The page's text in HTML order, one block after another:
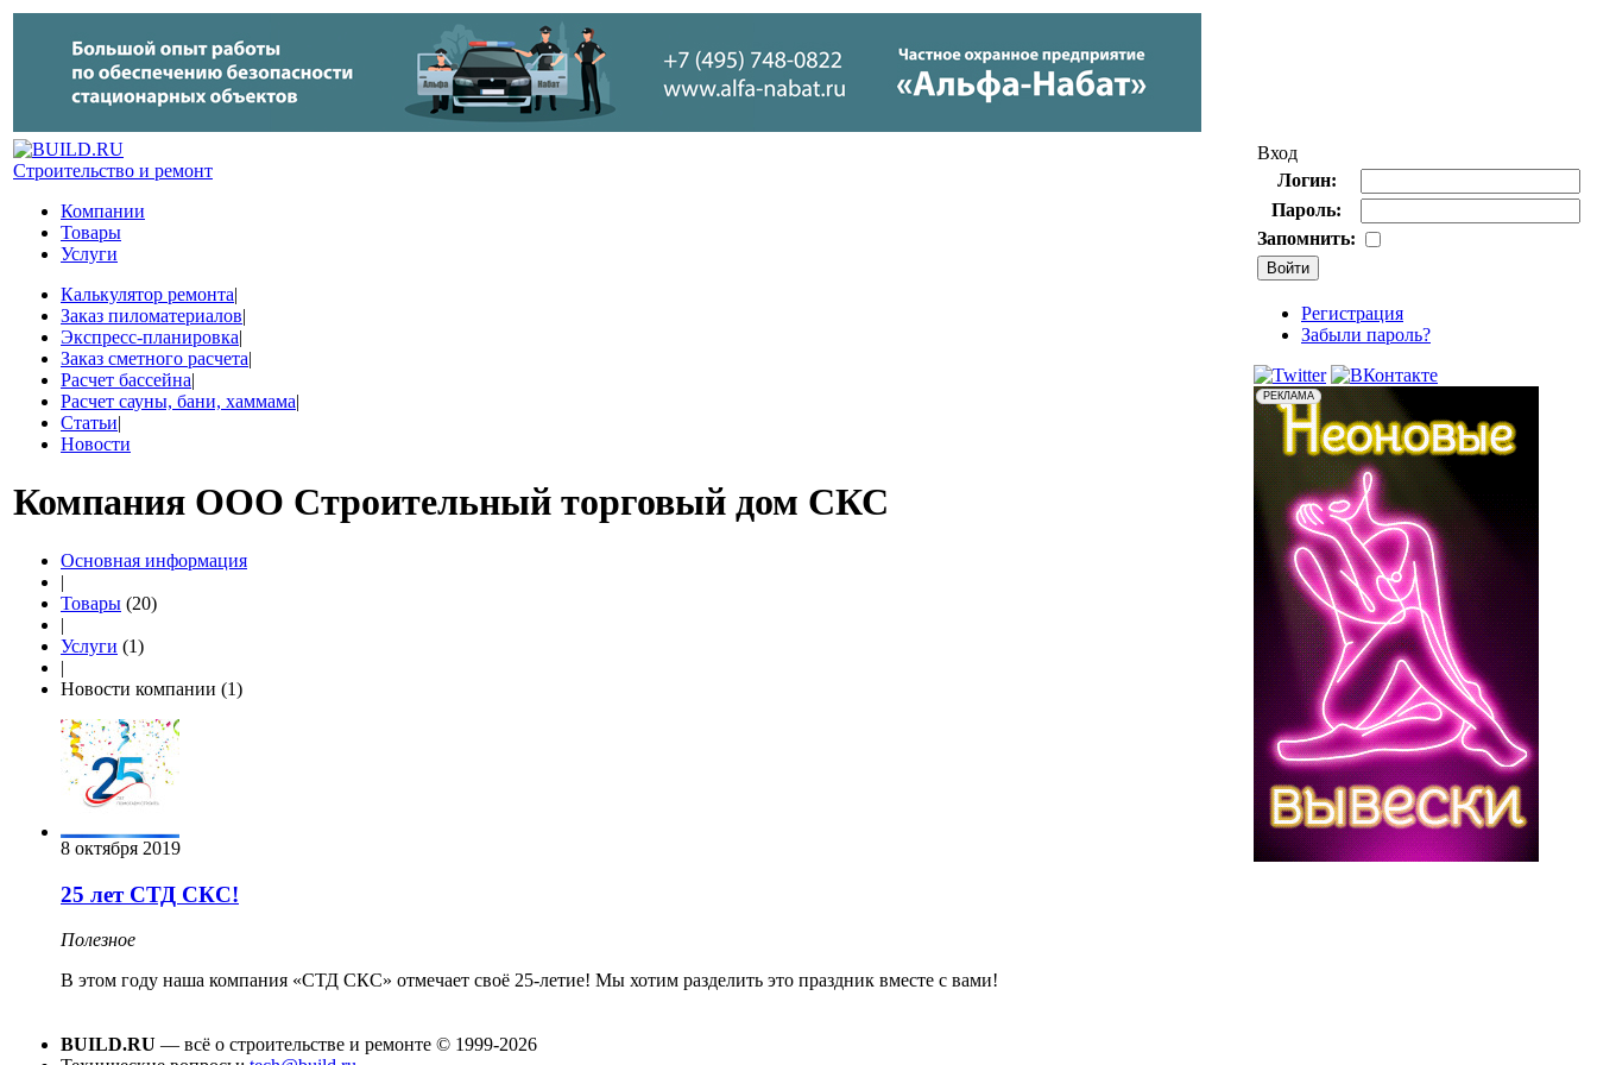
Строительство и ремонт
Компании
Товары
Услуги
Калькулятор ремонта|
Заказ пиломатериалов|
Экспресс-планировка|
Заказ сметного расчета|
Расчет бассейна|
Расчет сауны, бани, хаммама|
Статьи|
Новости
Компания ООО Строительный торговый дом СКС
Основная информация
|
Товары (20)
|
Услуги (1)
|
Новости компании (1)
8 октября 2019
25 лет СТД СКС!
Полезное
В этом году наша компания «СТД СКС» отмечает своё 25-летие! Мы хотим разделить это праздник вместе с вами!
Вход
Логин:
Пароль:
Запомнить:
Регистрация
Забыли пароль?
BUILD.RU — всё о строительстве и ремонте © 1999-2026